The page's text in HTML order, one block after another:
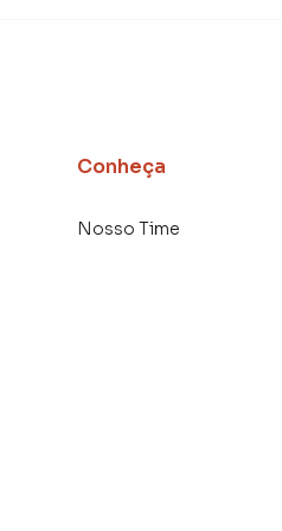
Conheça
Nosso Time